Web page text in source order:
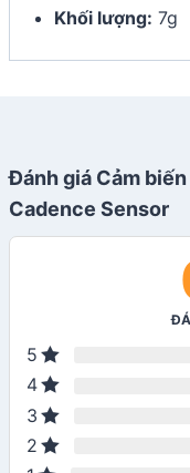
Khối lượng: 7g
Đánh giá Cảm
Cadence Sensor
5
4
3
2